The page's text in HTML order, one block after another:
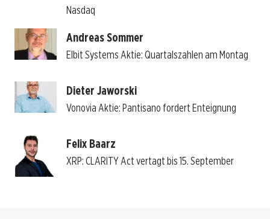
Nasdaq
Andreas Sommer
Elbit Systems Aktie: Quartalszahlen am Montag
Dieter Jaworski
Vonovia Aktie: Pantisano fordert Enteignung
Felix Baarz
XRP: CLARITY Act vertagt bis 15. September